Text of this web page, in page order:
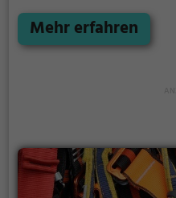
klettern.
Mehr erfahren